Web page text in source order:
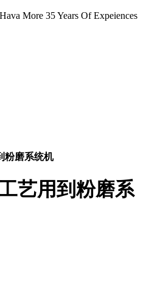
More 35 Years Of Expeiences
粉磨系统机
艺用到粉磨系